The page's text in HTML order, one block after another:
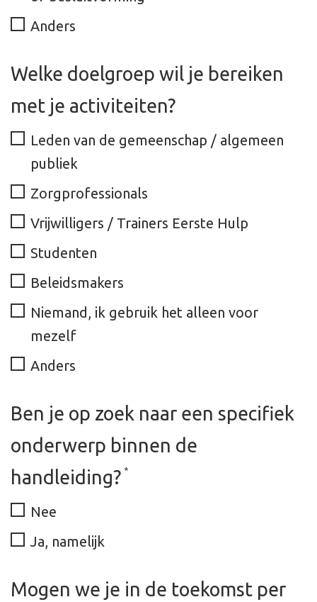
Anders
Welke doelgroep wil je bereiken
met je activiteiten?
Leden van de gemeenschap / algemeen
publiek
Zorgprofessionals
Vrijwilligers / Trainers Eerste Hulp
Studenten
Beleidsmakers
Niemand, ik gebruik het alleen voor
mezelf
Anders
Ben je op zoek naar een specifiek
onderwerp binnen de
handleiding? *
Nee
Ja, namelijk
Mogen we je in de toekomst per